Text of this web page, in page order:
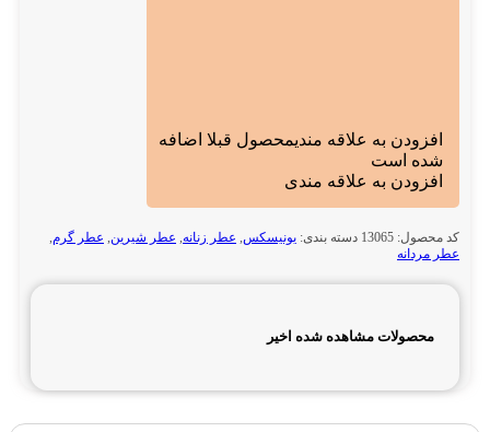
افزودن به علاقه مندیمحصول قبلا اضافه
شده است
افزودن به علاقه مندی
کد محصول: 13065 دسته بندی: یونیسکس, عطر زنانه, عطر شیرین, عطر گرم,
عطر مردانه
محصولات مشاهده شده اخیر